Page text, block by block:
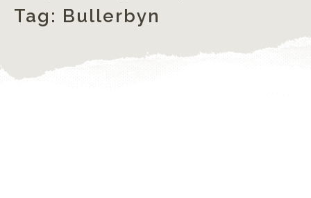
Tag: Bullerbyn